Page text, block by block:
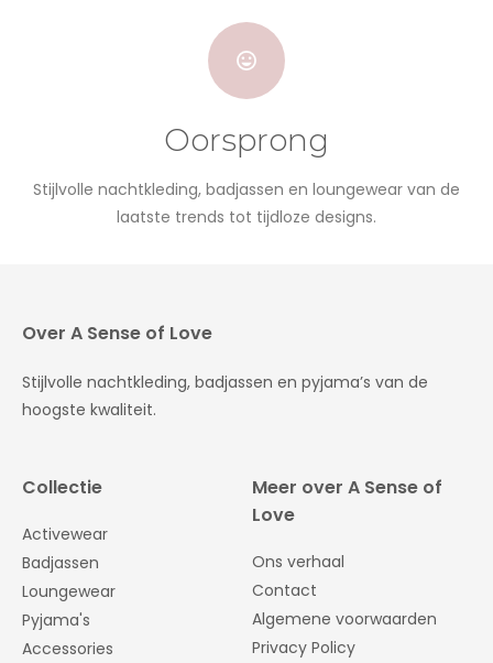
Oorsprong
Stijlvolle nachtkleding, badjassen en loungewear van de
laatste trends tot tijdloze designs.
Over A Sense of Love
Stijlvolle nachtkleding, badjassen en pyjama’s van de
hoogste kwaliteit.
Collectie
Activewear
Badjassen
Loungewear
Pyjama's
Accessories
Meer over A Sense of
Love
Ons verhaal
Contact
Algemene voorwaarden
Privacy Policy